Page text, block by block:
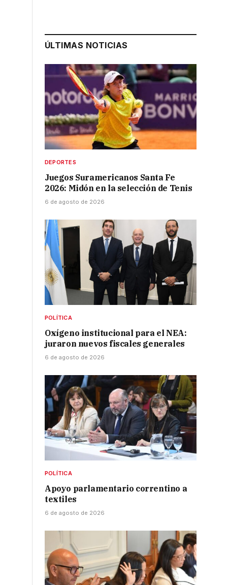
ÚLTIMAS NOTICIAS
DEPORTES
Juegos Suramericanos Santa Fe
2026: Midón en la selección de Tenis
6 de agosto de 2026
POLÍTICA
Oxígeno institucional para el NEA:
juraron nuevos fiscales generales
6 de agosto de 2026
POLÍTICA
Apoyo parlamentario correntino a
textiles
6 de agosto de 2026